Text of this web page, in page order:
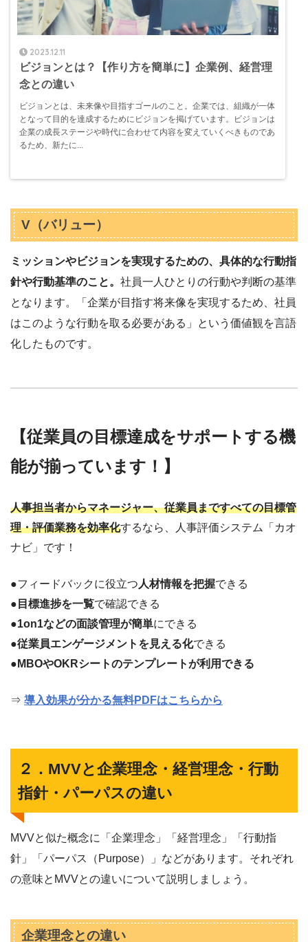
2023.12.11
ビジョンとは？【作り方を簡単に】企業例、経営理
念との違い
ビジョンとは、未来像や目指すゴールのこと。企業では、組織が一体
となって目的を達成するためにビジョンを掲げています。ビジョンは
企業の成長ステージや時代に合わせて内容を変えていくべきものであ
るため、新たに...
V（バリュー）
ミッションやビジョンを実現するための、具体的な行動指
針や行動基準のこと。 社員一人ひとりの行動や判断の基準
となります。「企業が目指す将来像を実現するため、社員
はこのような行動を取る必要がある」という価値観を言語
化したものです。
【従業員の目標達成をサポートする機
能が揃っています！】
人事担当者からマネージャー、従業員まですべての目標管
理・評価業務を効率化するなら、人事評価システム「カオ
ナビ」です！
●フィードバックに役立つ 人材情報を把握できる
● 目標進捗を一覧で確認できる
●1on1などの面談管理が簡単にできる
●従業員エンゲージメントを見える化できる
● MBOやOKRシートのテンプレートが利用できる
⇒ 導入効果が分かる無料PDFはこちらから
２．MVVと企業理念・経営理念・行動
指針・パーパスの違い
MVVと似た概念に「企業理念」「経営理念」「行動指
針」「パーパス（Purpose）」などがあります。それぞれ
の意味とMVVとの違いについて説明しましょう。
企業理念との違い